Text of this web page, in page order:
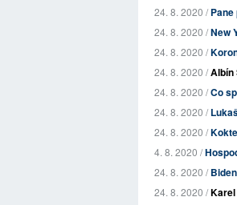
24. 8. 2020 /
24. 8. 2020 /New
24. 8. 2020 /
24. 8. 2020 /Albín
24. 8. 2020 /Co
24. 8. 2020 /
24. 8. 2020 /
4. 8. 2020 /
24. 8. 2020 /
24. 8. 2020 /